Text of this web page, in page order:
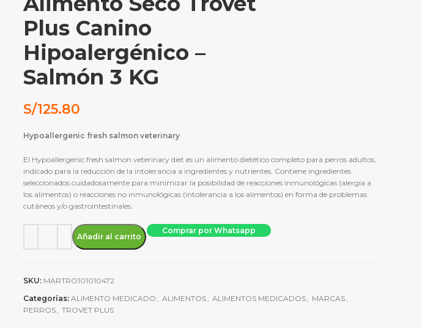
Plus Canino
Hipoalergénico –
Salmón 3 KG
S/125.80
Hypoallergenic fresh salmon veterinary
El Hypoallergenic fresh salmon veterinary diet es un alimento dietético completo para perros adultos,
indicado para la reducción de la intolerancia a ingredientes y nutrientes. Contiene ingredientes
seleccionados cuidadosamente para minimizar la posibilidad de reacciones inmunológicas (alergia a
los alimentos) o reacciones no inmunológicas (intolerancia a los alimentos) en forma de problemas
cutáneos y/o gastrointestinales.
Alimento Seco Trovet Plus Canino Hipoalergénico - Salmón 3 KG cantidad
Añadir al carrito
Comprar por Whatsapp
SKU: MARTRO101010472
Categorías: ALIMENTO MEDICADO ALIMENTOS ALIMENTOS MEDICADOS MARCAS
PERROS
TROVET PLUS